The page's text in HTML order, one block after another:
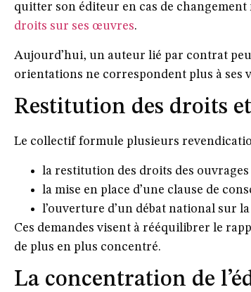
quitter son éditeur en cas de
droits sur ses œuvres.
Aujourd’hui, un auteur lié par contrat
orientations ne correspondent plus à ses
Restitution des droits
Le collectif formule plusieurs
la restitution des droits des ouvrages
la mise en place d’une clause de
l’ouverture d’un débat national sur
Ces demandes visent à rééquilibrer le
de plus en plus concentré.
La concentration de